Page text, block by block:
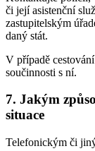
či její asistenční
zastupitelským
daný stát.
V případě
součinnosti s ní.
7. Jakým
situace
Telefonickým či